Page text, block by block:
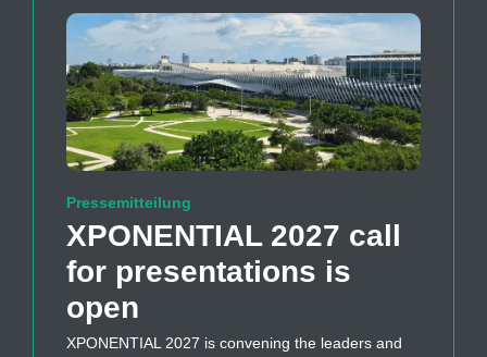
Pressemitteilung
XPONENTIAL 2027 call
for presentations is
open
XPONENTIAL 2027 is convening the leaders and